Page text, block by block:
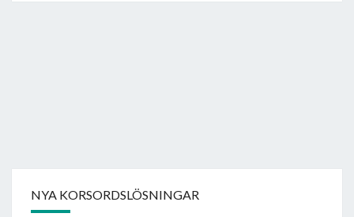
NYA KORSORDSLÖSNINGAR